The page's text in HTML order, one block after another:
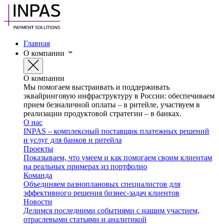
Главная
О компании
О компании
Мы помогаем выстраивать и поддерживать
эквайринговую инфраструктуру в России: обеспечиваем
прием безналичной оплаты – в ритейле, участвуем в
реализации продуктовой стратегии – в банках.
О нас
INPAS – комплексный поставщик платежных решений
и услуг для банков и ритейла
Проекты
Показываем, что умеем и как помогаем своим клиентам
на реальных примерах из портфолио
Команда
Объединяем разноплановых специалистов для
эффективного решения бизнес-задач клиентов
Новости
Делимся последними событиями с нашим участием,
отраслевыми статьями и аналитикой